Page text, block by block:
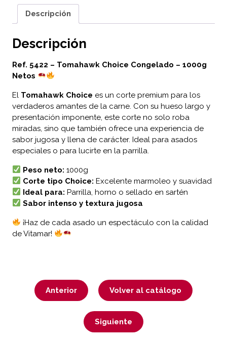
Descripción
Descripción
Ref. 5422 – Tomahawk Choice Congelado – 1000g
Netos
El Tomahawk Choice es un corte premium para los
verdaderos amantes de la carne. Con su hueso largo y
presentación imponente, este corte no solo roba
miradas, sino que también ofrece una experiencia de
sabor jugosa y llena de carácter. Ideal para asados
especiales o para lucirte en la parrilla.
Peso neto: 1000g
Corte tipo Choice: Excelente marmoleo y suavidad
Ideal para: Parrilla, horno o sellado en sartén
Sabor intenso y textura jugosa
¡Haz de cada asado un espectáculo con la calidad
de Vitamar!
Anterior Volver al catálogo
Siguiente